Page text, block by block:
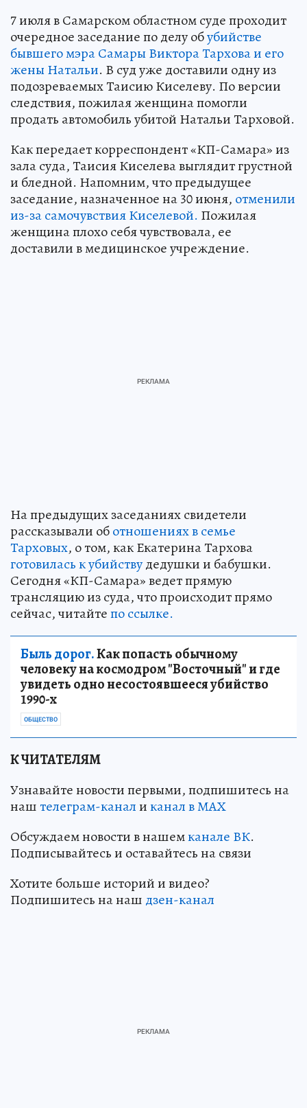
7 июля в Самарском областном суде проходит
очередное заседание по делу обубийстве
бывшего мэра Самары Виктора Тархова и его
жены Натальи. В суд уже доставили одну из
подозреваемых Таисию Киселеву. По версии
следствия, пожилая женщина помогли
продать автомобиль убитой Натальи Тарховой.
Как передает корреспондент «КП-Самара» из
зала суда, Таисия Киселева выглядит грустной
и бледной. Напомним, что предыдущее
заседание, назначенное на 30 июня, отменили
из-за самочувствия Киселевой. Пожилая
женщина плохо себя чувствовала, ее
доставили в медицинское учреждение.
На предыдущих заседаниях свидетели
рассказывали оботношениях в семье
Тарховых, о том, как Екатерина Тархова
готовилась к убийствудедушки и бабушки.
Сегодня «КП-Самара» ведет прямую
трансляцию из суда, что происходит прямо
сейчас, читайтепо ссылке.
Быль дорог.Как попасть обычному
человеку на космодром "Восточный" и где
увидеть одно несостоявшееся убийство
1990-х
ОБЩЕСТВО
К ЧИТАТЕЛЯМ
Узнавайте новости первыми, подпишитесь на
наштелеграм-каналиканал в МАХ
Обсуждаем новости в нашемканале ВК.
Подписывайтесь и оставайтесь на связи
Хотите больше историй и видео?
Подпишитесь на наш дзен-канал